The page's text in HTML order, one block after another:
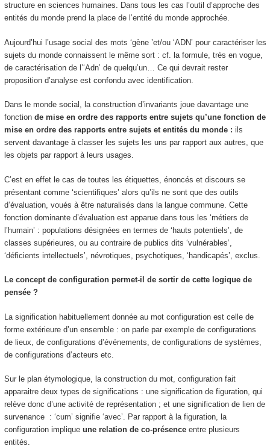
structure en sciences humaines. Dans tous les cas l’outil d’approchedes
entités du monde prend la place de l’entité du monde approchée.
Aujourd’hui l’usage social des mots ‘gène ’et/ou ‘ADN’ pour caractériser les
sujets du monde connaissent le même sort : cf. la formule, très en vogue,
de caractérisation de l’‘Adn’ de quelqu’un… Ce qui devrait rester
proposition d’analyse est confondu avec identification.
Dans le monde social, la construction d’invariants joue davantage une
fonction de mise en ordre des rapports entre sujets qu’une fonction de
mise en ordre des rapports entre sujets et entités du monde : ils
servent davantage à classer les sujets les uns par rapport aux autres, que
les objets par rapport à leurs usages.
C’est en effet le cas de toutes les étiquettes, énoncés et discours se
présentant comme ‘scientifiques’ alors qu’ils ne sont que des outils
d’évaluation, voués à être naturalisés dans la langue commune. Cette
fonction dominante d’évaluation est apparue dans tous les ‘métiers de
l’humain’ : populations désignées en termes de ‘hauts potentiels’, de
classes supérieures, ou au contraire de publics dits ‘vulnérables’,
‘déficients intellectuels’, névrotiques, psychotiques, ‘handicapés’, exclus.
Le concept de configuration permet-il de sortir de cette logique de
pensée ?
La signification habituellement donnée au mot configuration est celle de
forme extérieure d’un ensemble: on parle par exemple de configurations
de lieux, de configurations d’événements, de configurations de systèmes,
de configurations d’acteurs etc.
Sur le plan étymologique, la construction du mot, configurationfait
apparaitre deux types de significations : une signification de figuration, qui
relève donc d’une activité de représentation ; et une signification de lien de
survenance : ‘cum’ signifie ‘avec’. Par rapport à la figuration, la
configuration implique une relation de co-présence entre plusieurs
entités.